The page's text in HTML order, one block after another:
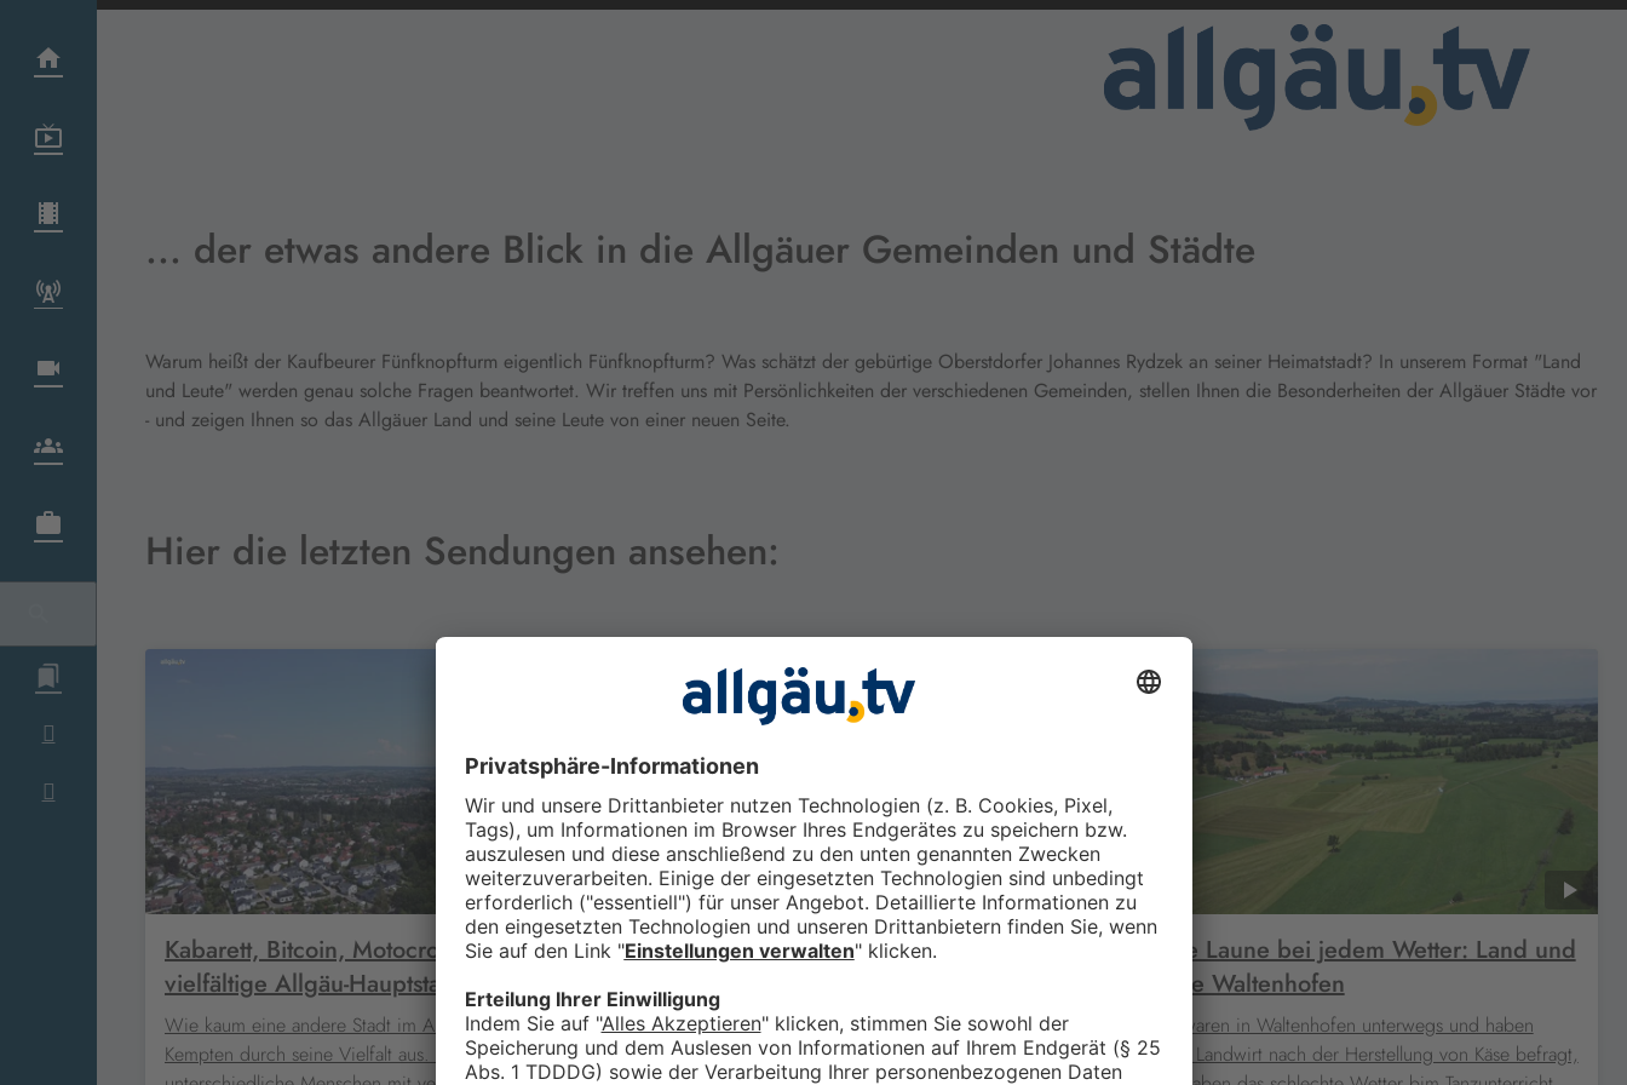
... der etwas andere Blick in die Allgäuer Gemeinden und Städte
Warum heißt der Kaufbeurer Fünfknopfturm eigentlich Fünfknopfturm? Was schätzt der gebürtige Oberstdorfer Johannes Rydzek an seiner Heimatstadt? In unserem Format "Land
und Leute" werden genau solche Fragen beantwortet. Wir treffen uns mit Persönlichkeiten der verschiedenen Gemeinden, stellen Ihnen die Besonderheiten der Allgäuer Städte vor
- und zeigen Ihnen so das Allgäuer Land und seine Leute von einer neuen Seite.
Hier die letzten Sendungen ansehen:
Kabarett, Bitcoin, Motocross: Die
vielfältige Allgäu-Hauptstadt Kempten
Wie kaum eine andere Stadt im Allgäu zeichnet sich
Kempten durch seine Vielfalt aus. Hier leben viele
Heiraten in der schönsten Kulisse: Land
und Leute Hörnerdörfer
Diese Woche besuchen wir die Hochzeitsregion
Hörnerdörfer und sprechen mit einer
Gute Laune bei jedem Wetter: Land und
Leute Waltenhofen
Wir waren in Waltenhofen unterwegs und haben
einen Landwirt nach der Herstellung von Käse befragt,